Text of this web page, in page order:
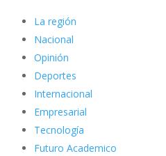
La región
Nacional
Opinión
Deportes
Internacional
Empresarial
Tecnología
Futuro Academico